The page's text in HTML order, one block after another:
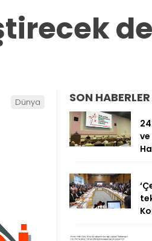
Dünya SON HABERLER